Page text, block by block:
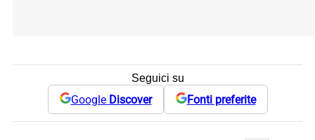
Seguici su
Google Discover Fonti preferite